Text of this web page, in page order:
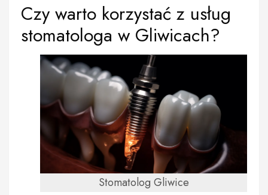
Czy warto korzystać z usług
stomatologa w Gliwicach?
Stomatolog Gliwice